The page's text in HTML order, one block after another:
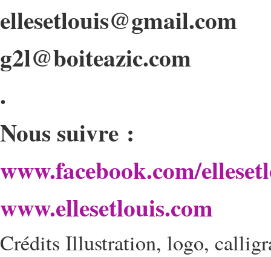
ellesetlouis@gmail.com
g2l@boiteazic.com
.
Nous suivre :
www.facebook.com/
www.ellesetlouis.com
Crédits Illustration, logo,